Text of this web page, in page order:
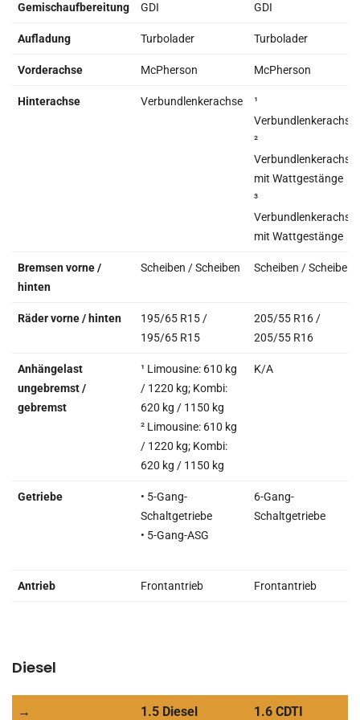
Gemischaufbereitung GDI GDI
Aufladung Turbolader Turbolader
Vorderachse McPherson McPherson
Hinterachse Verbundlenkerachse
¹
Verbundlenkerachse
²
Verbundlenkerachse
mit Wattgestänge
³
Verbundlenkerachse
mit Wattgestänge
Bremsen vorne /
hinten
Scheiben / Scheiben Scheiben / Scheiben
Räder vorne / hinten
195/65 R15 /
195/65 R15
205/55 R16 /
205/55 R16
Anhängelast
ungebremst /
gebremst
¹ Limousine: 610 kg
/ 1220 kg; Kombi:
620 kg / 1150 kg
² Limousine: 610 kg
/ 1220 kg; Kombi:
620 kg / 1150 kg
K/A
Getriebe
• 5-Gang-
Schaltgetriebe
• 5-Gang-ASG
6-Gang-
Schaltgetriebe
Antrieb Frontantrieb Frontantrieb
Diesel
→ 1.5 Diesel 1.6 CDTI